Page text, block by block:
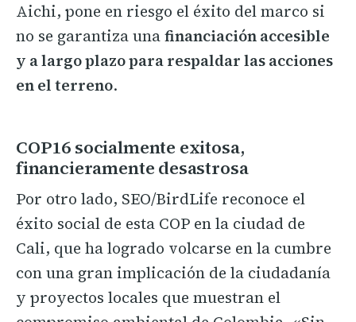
Aichi, pone en riesgo el éxito del marco si
no se garantiza unafinanciación accesible
y a largo plazo para respaldar las acciones
en el terreno.
COP16 socialmente exitosa,
financieramente desastrosa
Por otro lado, SEO/BirdLife reconoce el
éxito social de esta COP en la ciudad de
Cali, que ha logrado volcarse en la cumbre
con una gran implicación de la ciudadanía
y proyectos locales que muestran el